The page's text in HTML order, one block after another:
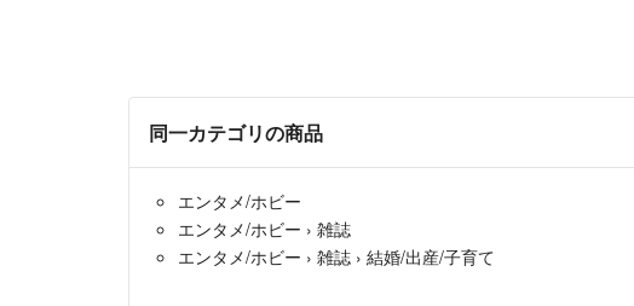
同一カテゴリの商品
エンタメ/ホビー
エンタメ/ホビー › 雑誌
エンタメ/ホビー › 雑誌 › 結婚/出産/子育て